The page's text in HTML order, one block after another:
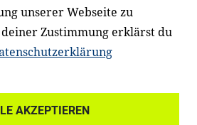
LinkedIn
unserer Webseite zu
Zustimmung erklärst du
AKZEPTIEREN